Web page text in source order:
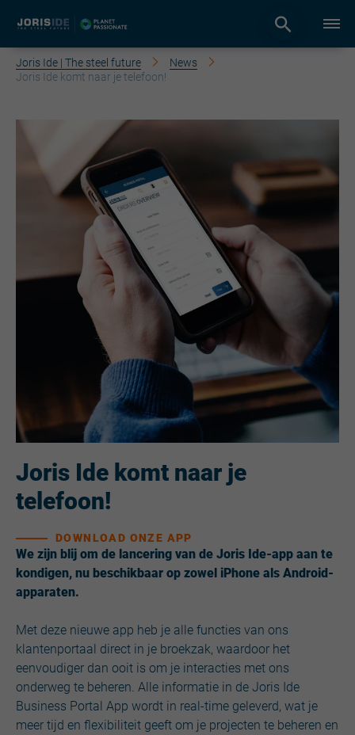
Joris Ide | The steel future
News
Joris Ide komt naar je telefoon!
Joris Ide komt naar je
telefoon!
DOWNLOAD ONZE APP
We zijn blij om de lancering van de Joris Ide-app aan te
kondigen, nu beschikbaar op zowel iPhone als Android-
apparaten.
Met deze nieuwe app heb je alle functies van ons
klantenportaal direct in je broekzak, waardoor het
eenvoudiger dan ooit is om je interacties met ons
onderweg te beheren. Alle informatie in de Joris Ide
Business Portal App wordt in real-time geleverd, wat je
meer tijd en flexibiliteit geeft om je projecten te beheren en